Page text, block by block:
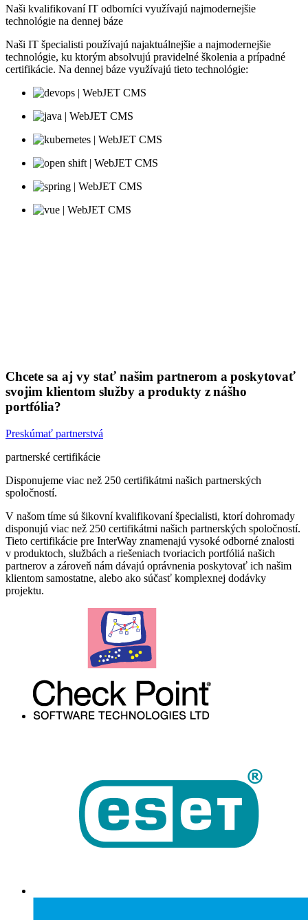
Naši kvalifikovaní IT odborníci využívajú najmodernejšie
technológie na dennej báze
Naši IT špecialisti používajú najaktuálnejšie a najmodernejšie
technológie, ku ktorým absolvujú pravidelné školenia a prípadné
certifikácie. Na dennej báze využívajú tieto technológie:
Chcete sa aj vy stať našim partnerom a poskytovať
svojim klientom služby a produkty z nášho
portfólia?
Preskúmať partnerstvá
partnerské certifikácie
Disponujeme viac než 250 certifikátmi našich partnerských
spoločností.
V našom tíme sú šikovní kvalifikovaní špecialisti, ktorí dohromady
disponujú viac než 250 certifikátmi našich partnerských spoločností.
Tieto certifikácie pre InterWay znamenajú vysoké odborné znalosti
v produktoch, službách a riešeniach tvoriacich portfóliá našich
partnerov a zároveň nám dávajú oprávnenia poskytovať ich našim
klientom samostatne, alebo ako súčasť komplexnej dodávky
projektu.